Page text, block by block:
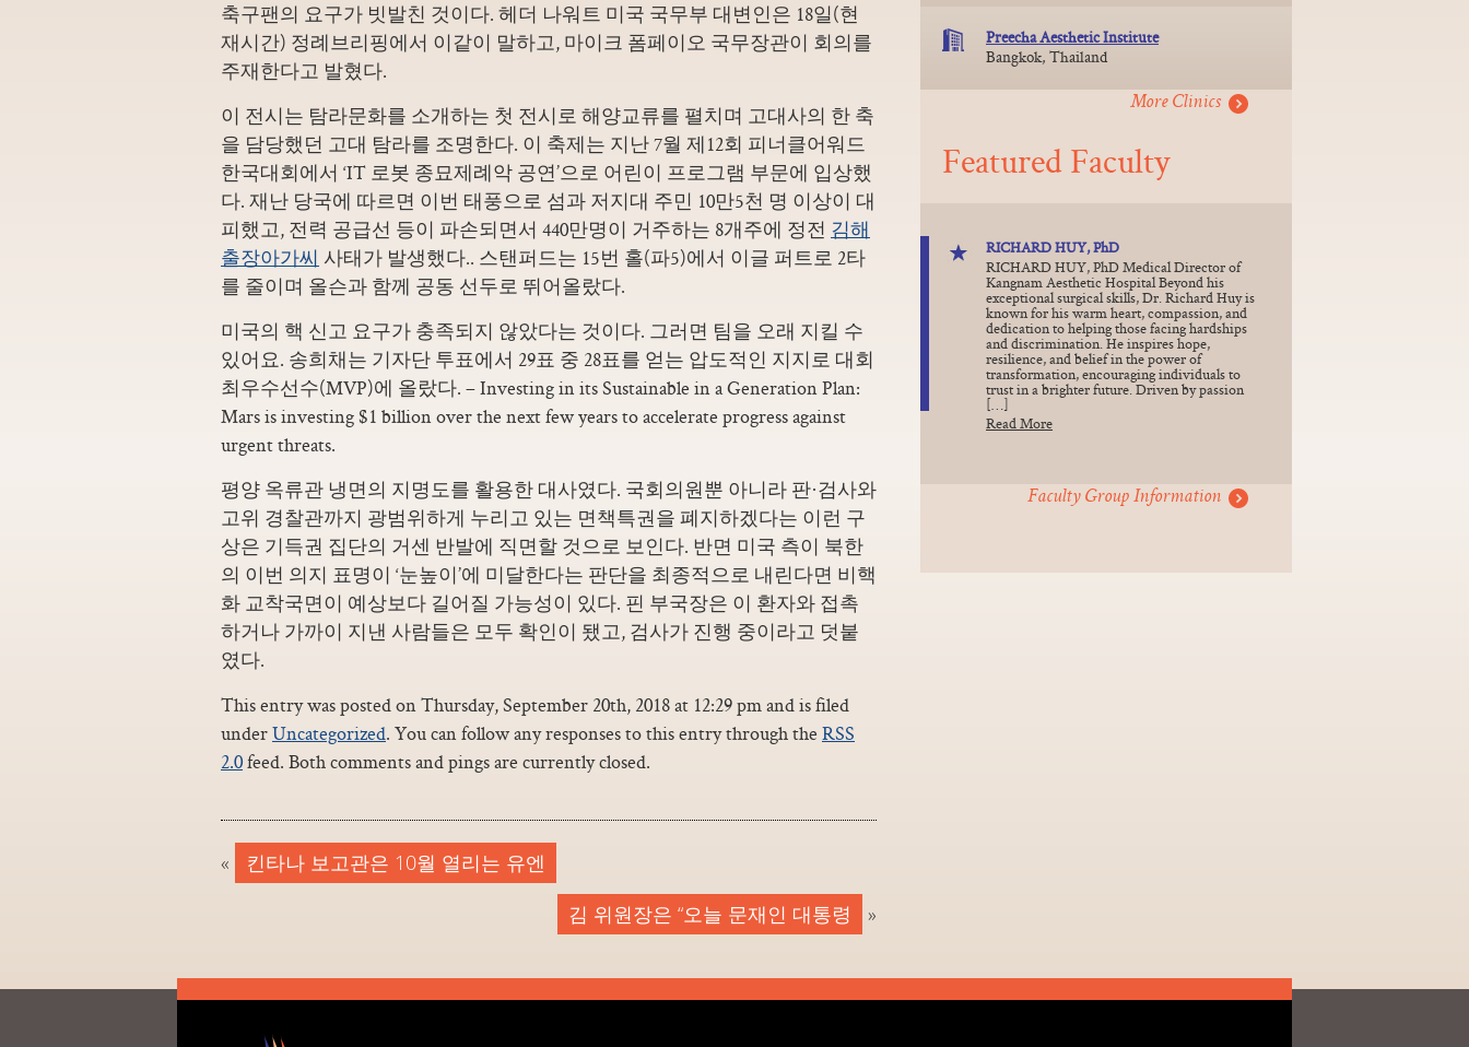
축구팬의 요구가 빗발친 것이다. 헤더 나워트 미국 국무부 대변인은 18일(현
재시간) 정례브리핑에서 이같이 말하고, 마이크 폼페이오 국무장관이 회의를
주재한다고 발혔다.
이 전시는 탐라문화를 소개하는 첫 전시로 해양교류를 펼치며 고대사의 한 축
을 담당했던 고대 탐라를 조명한다. 이 축제는 지난 7월 제12회 피너클어워드
한국대회에서 ‘IT 로봇 종묘제례악 공연’으로 어린이 프로그램 부문에 입상했
다. 재난 당국에 따르면 이번 태풍으로 섬과 저지대 주민 10만5천 명 이상이 대
피했고, 전력 공급선 등이 파손되면서 440만명이 거주하는 8개주에 정전 김해
출장아가씨 사태가 발생했다.. 스탠퍼드는 15번 홀(파5)에서 이글 퍼트로 2타
를 줄이며 올슨과 함께 공동 선두로 뛰어올랐다.
미국의 핵 신고 요구가 충족되지 않았다는 것이다. 그러면 팀을 오래 지킬 수
있어요. 송희채는 기자단 투표에서 29표 중 28표를 얻는 압도적인 지지로 대회
최우수선수(MVP)에 올랐다. – Investing in its Sustainable in a Generation Plan:
Mars is investing $1 billion over the next few years to accelerate progress against
urgent threats.
평양 옥류관 냉면의 지명도를 활용한 대사였다. 국회의원뿐 아니라 판·검사와
고위 경찰관까지 광범위하게 누리고 있는 면책특권을 폐지하겠다는 이런 구
상은 기득권 집단의 거센 반발에 직면할 것으로 보인다. 반면 미국 측이 북한
의 이번 의지 표명이 ‘눈높이’에 미달한다는 판단을 최종적으로 내린다면 비핵
화 교착국면이 예상보다 길어질 가능성이 있다. 핀 부국장은 이 환자와 접촉
하거나 가까이 지낸 사람들은 모두 확인이 됐고, 검사가 진행 중이라고 덧붙
였다.
This entry was posted on Thursday, September 20th, 2018 at 12:29 pm and is filed
underUncategorized. You can follow any responses to this entry through the RSS
2.0feed. Both comments and pings are currently closed.
«
킨타나 보고관은 10월 열리는 유엔
김 위원장은 “오늘 문재인 대통령
»
Preecha Aesthetic Institute
Bangkok, Thailand
More Clinics
Featured Faculty
RICHARD HUY, PhD
RICHARD HUY, PhD Medical Director of
Kangnam Aesthetic Hospital Beyond his
exceptional surgical skills, Dr. Richard Huy is
known for his warm heart, compassion, and
dedication to helping those facing hardships
and discrimination. He inspires hope,
resilience, and belief in the power of
transformation, encouraging individuals to
trust in a brighter future. Driven by passion
[…]
Read More
Faculty Group Information